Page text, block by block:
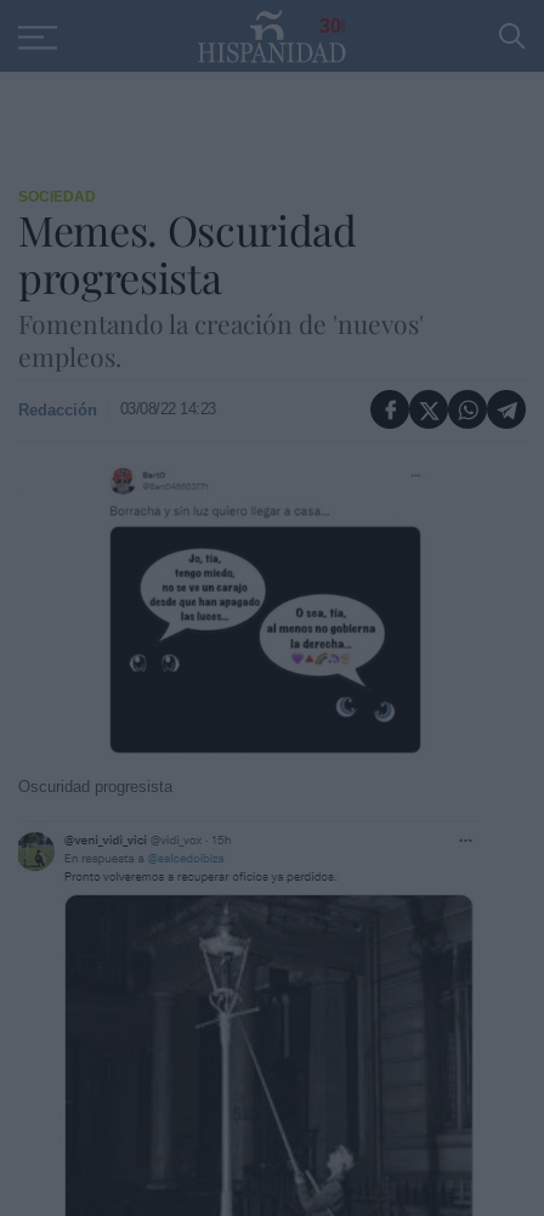
30
SOCIEDAD
Memes. Oscuridad
progresista
Fomentando la creación de 'nuevos'
empleos.
Redacción 03/08/22 14:23
Oscuridad progresista